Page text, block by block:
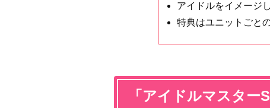
アイドルをイメージ
特典はユニットごと
「アイドルマスタ